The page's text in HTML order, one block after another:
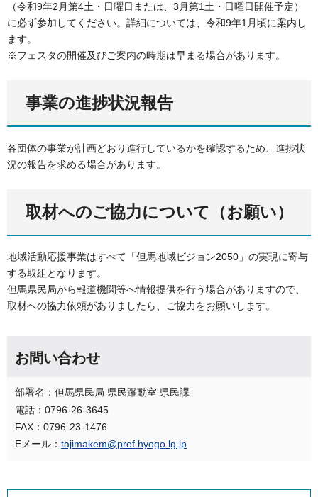
（令和9年2月第4土・日曜日または、3月第1土・日曜日開催予定）
に必ず参加してください。詳細については、令和9年1月頃に案内し
ます。
※フェスタの開催及びご案内の時期は早まる場合があります。
事業の進捗状況報告
各団体の事業が計画どおり進行しているかを確認するため、進捗状
況の報告を求める場合があります。
取材へのご協力について（お願い）
地域活動応援事業はすべて「但馬地域ビジョン2050」の実現に寄与
する取組となります。
但馬県民局から報道機関等へ情報提供を行う場合がありますので、
取材への協力依頼がありましたら、ご協力をお願いします。
お問い合わせ
部署名：但馬県民局 県民躍動室 県民課
電話：0796-26-3645
FAX：0796-23-1476
Eメール： tajimakem@pref.hyogo.lg.jp